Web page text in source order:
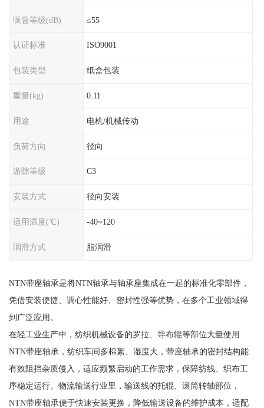
噪音等级(dB) ≤55
认证标准 ISO9001
包装类型 纸盒包装
重量(kg) 0.11
用途 电机/机械传动
负荷方向 径向
游隙等级 C3
安装方式 径向安装
适用温度(℃) -40~120
润滑方式 脂润滑
NTN带座轴承是将NTN轴承与轴承座集成在一起的标准化零部件，
凭借安装便捷、调心性能好、密封性强等优势，在多个工业领域得
到广泛应用。
在轻工业生产中，纺织机械设备的罗拉、导布辊等部位大量使用
NTN带座轴承，纺织车间多棉絮、湿度大，带座轴承的密封结构能
有效阻挡杂质侵入，适应频繁启动的工作需求，保障纺线、织布工
序稳定运行。物流输送行业里，输送线的托辊、滚筒转轴部位，
NTN带座轴承便于快速安装更换，降低输送设备的维护成本，适配